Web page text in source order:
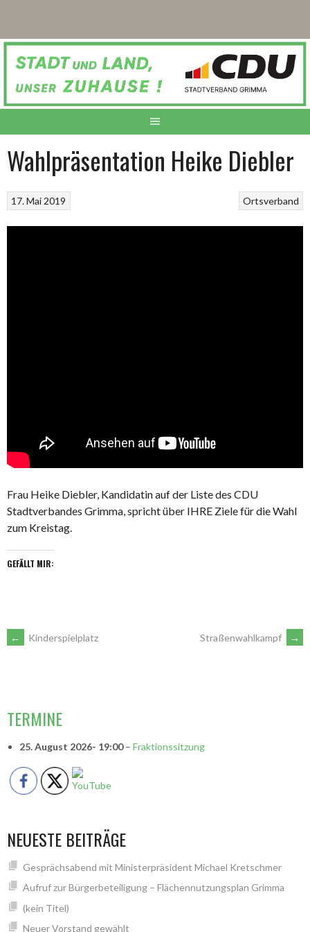
Inhalt
Wahlpräsentation Heike Diebler
Ortsverband
17. Mai 2019
Frau Heike Diebler, Kandidatin auf der Liste des CDU
Stadtverbandes Grimma, spricht über IHRE Ziele für die Wahl
zum Kreistag.
GEFÄLLT MIR:
ARTIKEL-
← Kinderspielplatz Straßenwahlkampf →
TERMINE
25. August 2026- 19:00– Fraktionssitzung
NEUESTE BEITRÄGE
Gesprächsabend mit Ministerpräsident Michael Kretschmer
Aufruf zur Bürgerbeteiligung – Flächennutzungsplan Grimma
(kein Titel)
Neuer Vorstand gewählt